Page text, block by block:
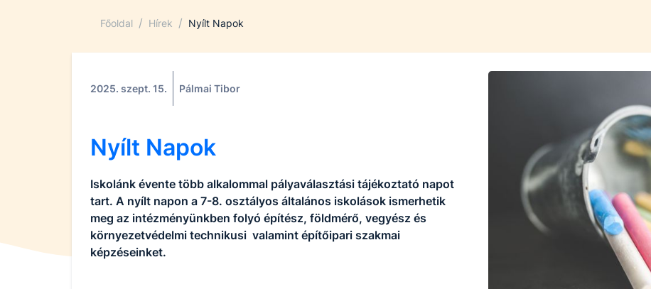
Főoldal / Hírek / Nyílt Napok
2025. szept. 15. Pálmai Tibor
Nyílt Napok
Iskolánk évente több alkalommal pályaválasztási tájékoztató napot
tart. A nyílt napon a 7-8. osztályos általános iskolások ismerhetik
meg az intézményünkben folyó építész, földmérő, vegyész és
környezetvédelmi technikusi valamint építőipari szakmai
képzéseinket.